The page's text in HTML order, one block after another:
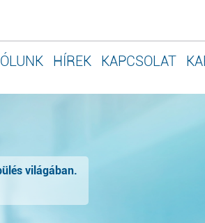
HÍREK KAPCSOLAT
világában.